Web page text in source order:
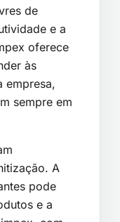
de
e a
oferece
às
empresa,
sempre em
A
pode
e a